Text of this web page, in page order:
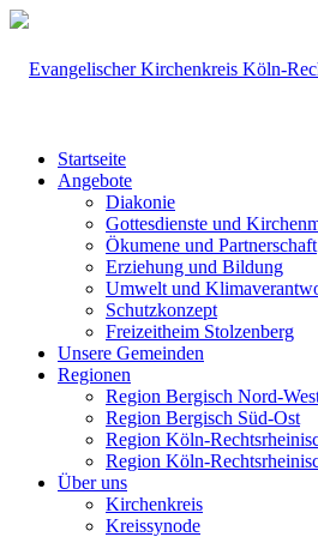
Startseite
Angebote
Diakonie
Gottesdienste und
Ökumene und Partnerschaft
Erziehung und Bildung
Umwelt und
Schutzkonzept
Freizeitheim Stolzenberg
Unsere Gemeinden
Regionen
Region Bergisch Nord-
Region Bergisch Süd-Ost
Region Köln-
Region Köln-
Über uns
Kirchenkreis
Kreissynode